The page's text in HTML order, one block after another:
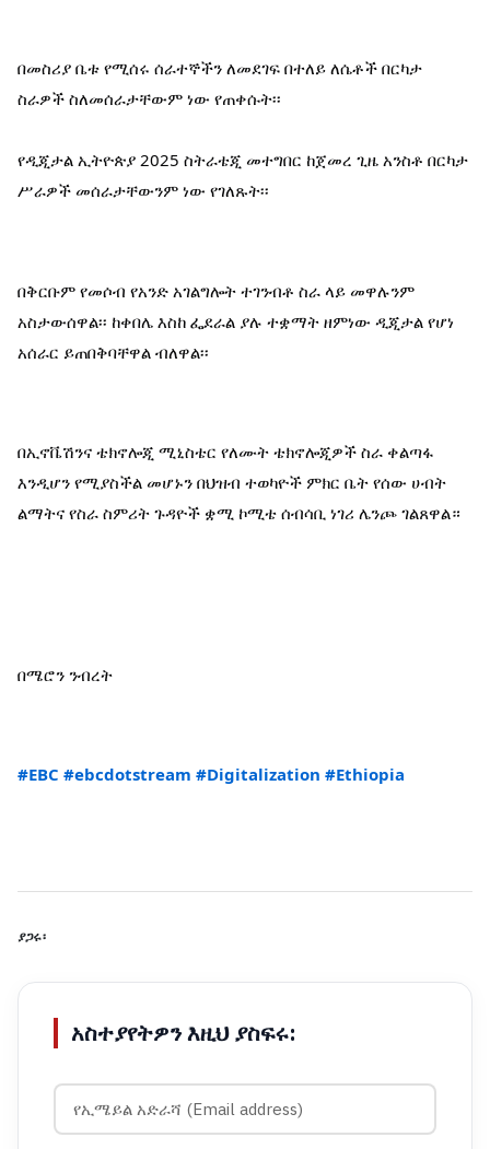
በመስሪያ ቤቱ የሚሰሩ ሰራተኞችን ለመደገፍ በተለይ ለሴቶች በርካታ
ስራዎች ስለመሰራታቸውም ነው የጠቀሱት፡፡
የዲጂታል ኢትዮጵያ 2025 ስትራቴጂ መተግበር ከጀመረ ጊዜ አንስቶ በርካታ
ሥራዎች መሰራታቸውንም ነው የገለጹት፡፡
በቅርቡም የመሶብ የአንድ አገልግሎት ተገንብቶ ስራ ላይ መዋሉንም
አስታውሰዋል፡፡ ከቀበሌ እስከ ፌደራል ያሉ ተቋማት ዘምነው ዲጂታል የሆነ
አሰራር ይጠበቅባቸዋል ብለዋል፡፡
በኢኖቬሽንና ቴክኖሎጂ ሚኒስቴር የለሙት ቴክኖሎጂዎች ስራ ቀልጣፋ
እንዲሆን የሚያስችል መሆኑን በህዝብ ተወካዮች ምክር ቤት የሰው ሀብት
ልማትና የስራ ስምሪት ጉዳዮች ቋሚ ኮሚቴ ሰብሳቢ ነገሪ ሌንጮ ገልጸዋል።
በሜሮን ንብረት
#EBC #ebcdotstream #Digitalization #Ethiopia
ያጋሩ፡
አስተያየትዎን እዚህ ያስፍሩ: